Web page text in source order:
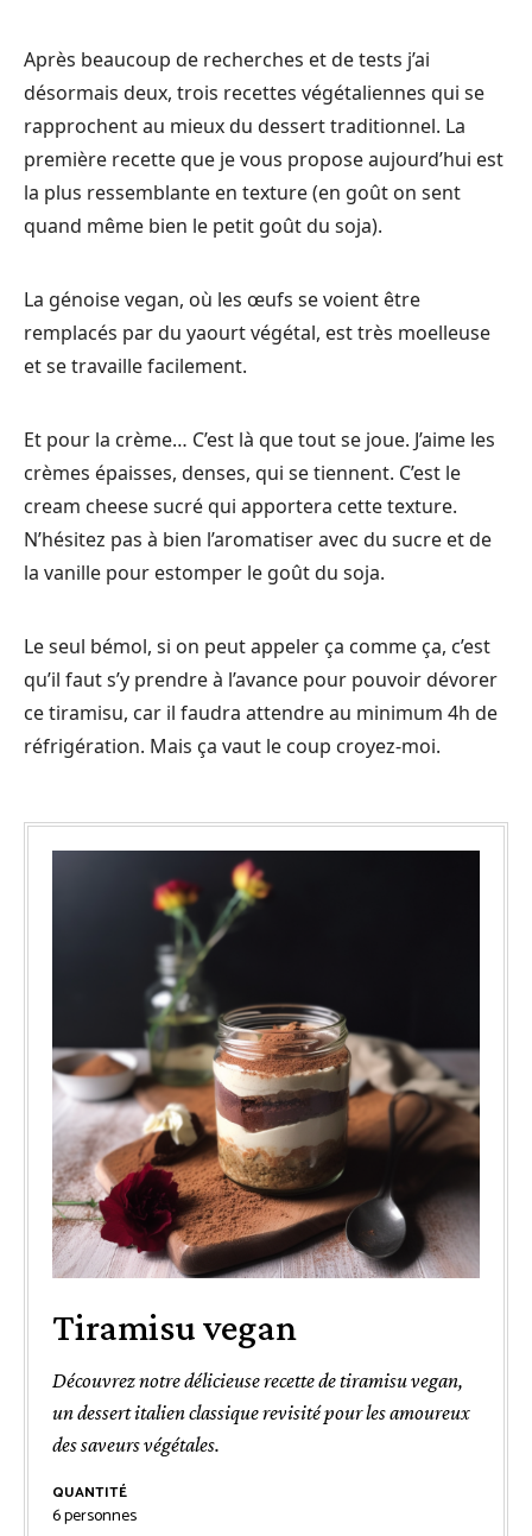
Après beaucoup de recherches et de tests j’ai
désormais deux, trois recettes végétaliennes qui se
rapprochent au mieux du dessert traditionnel. La
première recette que je vous propose aujourd’hui est
la plus ressemblante en texture (en goût on sent
quand même bien le petit goût du soja).
La génoise vegan, où les œufs se voient être
remplacés par du yaourt végétal, est très moelleuse
et se travaille facilement.
Et pour la crème… C’est là que tout se joue. J’aime les
crèmes épaisses, denses, qui se tiennent. C’est le
cream cheese sucré qui apportera cette texture.
N’hésitez pas à bien l’aromatiser avec du sucre et de
la vanille pour estomper le goût du soja.
Le seul bémol, si on peut appeler ça comme ça, c’est
qu’il faut s’y prendre à l’avance pour pouvoir dévorer
ce tiramisu, car il faudra attendre au minimum 4h de
réfrigération. Mais ça vaut le coup croyez-moi.
Tiramisu vegan
Découvrez notre délicieuse recette de tiramisu vegan,
un dessert italien classique revisité pour les amoureux
des saveurs végétales.
QUANTITÉ
6personnes